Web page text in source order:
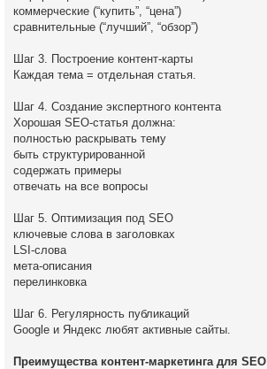
коммерческие (“купить”, “цена”)
сравнительные (“лучший”, “обзор”)
Шаг 3. Построение контент-карты
Каждая тема = отдельная статья.
Шаг 4. Создание экспертного контента
Хорошая SEO-статья должна:
полностью раскрывать тему
быть структурированной
содержать примеры
отвечать на все вопросы
Шаг 5. Оптимизация под SEO
ключевые слова в заголовках
LSI-слова
мета-описания
перелинковка
Шаг 6. Регулярность публикаций
Google и Яндекс любят активные сайты.
Преимущества контент-маркетинга для SEO